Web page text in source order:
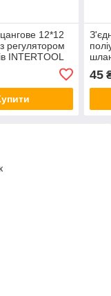
12*12
регулятором
INTERTOOL
45